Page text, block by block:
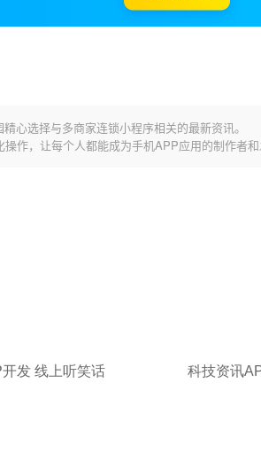
心选择与多商家连锁小程序相关的最新资讯。
作，让每个人都能成为手机APP应用的制作者和
发 线上听笑话 科技资讯